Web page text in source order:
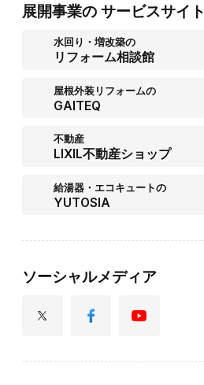
展開事業の サービスサイト
水回り・増改築の
リフォーム相談館
屋根外装リフォームの
GAITEQ
不動産
LIXIL不動産ショップ
給湯器・エコキュートの
YUTOSIA
ソーシャルメディア